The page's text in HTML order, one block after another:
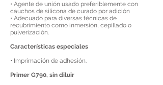
• Agente de unión usado preferiblemente con
cauchos de silicona de curado por adición
• Adecuado para diversas técnicas de
recubrimiento como inmersión, cepillado o
pulverización.
Características especiales
• Imprimación de adhesión.
Primer G790, sin diluir